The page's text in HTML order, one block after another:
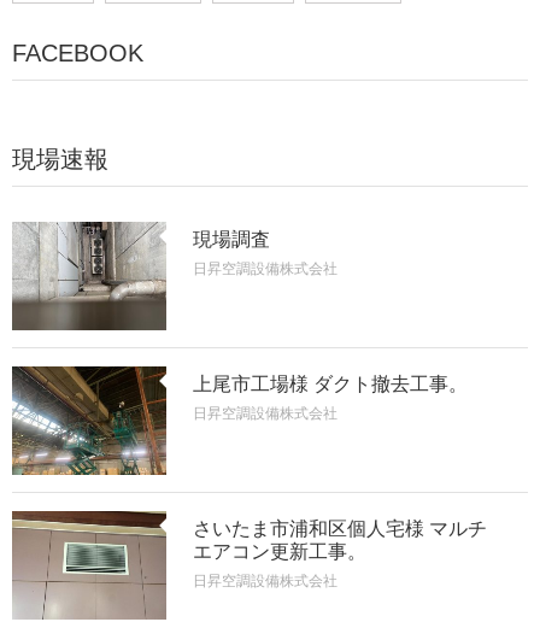
FACEBOOK
現場速報
現場調査
日昇空調設備株式会社
上尾市工場様 ダクト撤去工事。
日昇空調設備株式会社
さいたま市浦和区個人宅様 マルチ
エアコン更新工事。
日昇空調設備株式会社